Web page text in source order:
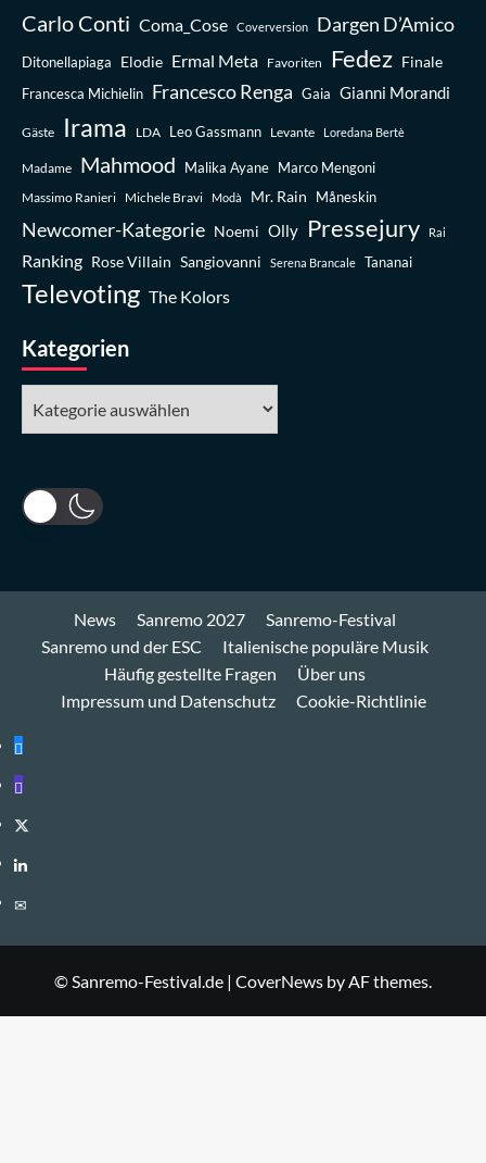
Carlo Conti Coma_Cose Coverversion Dargen D’Amico
Ditonellapiaga Elodie Ermal Meta Favoriten Fedez Finale
Francesca Michielin Francesco Renga Gaia Gianni Morandi
Gäste Irama LDA Leo Gassmann Levante Loredana Bertè
Madame Mahmood Malika Ayane
Marco Mengoni
Massimo Ranieri Michele Bravi Modà Mr. Rain Måneskin
Newcomer-Kategorie Noemi Olly Pressejury Rai
Ranking Rose Villain Sangiovanni Serena Brancale Tananai
Televoting The Kolors
Kategorien
News Sanremo 2027
Sanremo-Festival
Sanremo und der ESC
Italienische populäre Musik
Häufig gestellte Fragen
Über uns
Impressum und Datenschutz
Cookie-Richtlinie
Bluesky
Mastodon
Twitter
LinkedIn
E-
© Sanremo-Festival.de | CoverNews by AF themes.